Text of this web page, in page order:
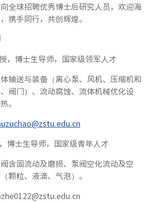
全球招聘优秀博士后研究人员，欢迎海
携手同行，共创辉煌。
，博士生导师，国家级领军人才
输送与装备（离心泵、风机、压缩机和
阀门）、流动腐蚀、流体机械优化设
。
博士生导师，国家级青年人才
含固流动及磨损、泵阀空化流动及空
颗粒、液滴、气泡）。